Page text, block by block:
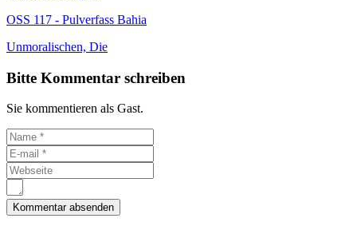
OSS 117 - Pulverfass Bahia
Unmoralischen, Die
Bitte Kommentar schreiben
Sie kommentieren als Gast.